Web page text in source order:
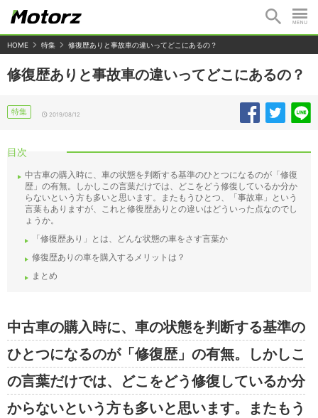
HOME 特集 修復歴ありと事故車の違いってどこにあるの？
修復歴ありと事故車の違いってどこにあるの？
特集 2019/08/12
目次
中古車の購入時に、車の状態を判断する基準のひとつになるのが「修復
歴」の有無。しかしこの言葉だけでは、どこをどう修復しているか分か
らないという方も多いと思います。またもうひとつ、「事故車」という
言葉もありますが、これと修復歴ありとの違いはどういった点なのでし
ょうか。
「修復歴あり」とは、どんな状態の車をさす言葉か
修復歴ありの車を購入するメリットは？
まとめ
中古車の購入時に、車の状態を判断する基準の
ひとつになるのが「修復歴」の有無。しかしこ
の言葉だけでは、どこをどう修復しているか分
からないという方も多いと思います。またもう